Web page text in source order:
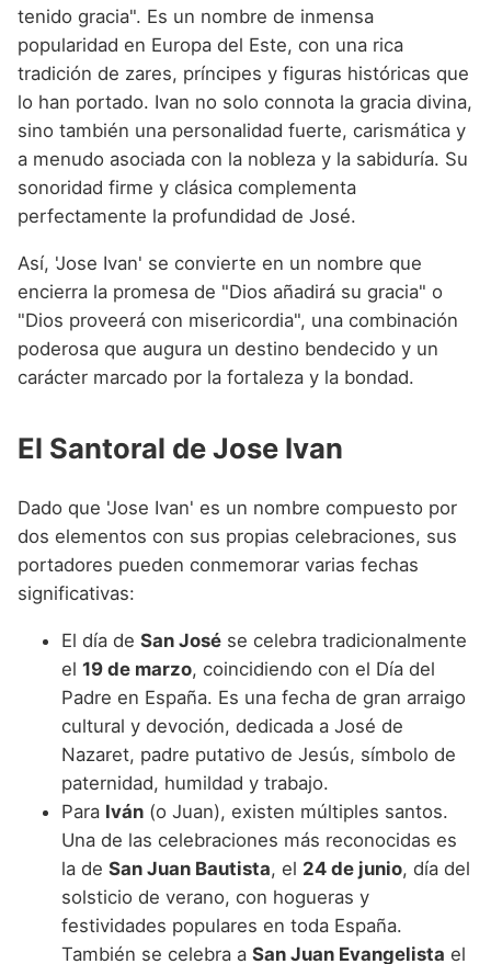
tenido gracia". Es un nombre de inmensa
popularidad en Europa del Este, con una rica
tradición de zares, príncipes y figuras históricas que
lo han portado. Ivan no solo connota la gracia divina,
sino también una personalidad fuerte, carismática y
a menudo asociada con la nobleza y la sabiduría. Su
sonoridad firme y clásica complementa
perfectamente la profundidad de José.
Así, 'Jose Ivan' se convierte en un nombre que
encierra la promesa de "Dios añadirá su gracia" o
"Dios proveerá con misericordia", una combinación
poderosa que augura un destino bendecido y un
carácter marcado por la fortaleza y la bondad.
El Santoral de Jose Ivan
Dado que 'Jose Ivan' es un nombre compuesto por
dos elementos con sus propias celebraciones, sus
portadores pueden conmemorar varias fechas
significativas:
El día de San José se celebra tradicionalmente
el 19 de marzo, coincidiendo con el Día del
Padre en España. Es una fecha de gran arraigo
cultural y devoción, dedicada a José de
Nazaret, padre putativo de Jesús, símbolo de
paternidad, humildad y trabajo.
Para Iván (o Juan), existen múltiples santos.
Una de las celebraciones más reconocidas es
la de San Juan Bautista, el 24 de junio, día del
solsticio de verano, con hogueras y
festividades populares en toda España.
También se celebra a San Juan Evangelista el